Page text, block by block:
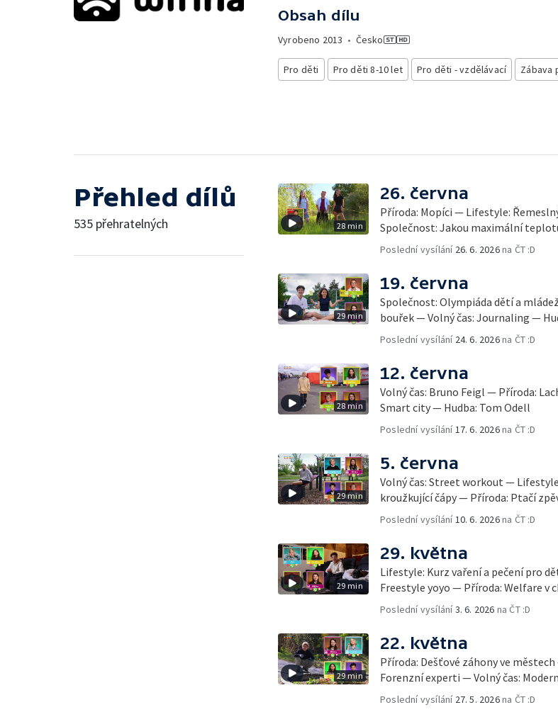
Obsah dílu
Vyrobeno 2013 • Česko
Pro děti Pro děti 8-10 let Pro děti - vzdělávací Zábava
Přehled dílů
535 přehratelných 28 min
26. června
Příroda: Mopíci — Lifestyle:
Společnost: Jakou maximální
Poslední vysílání 26. 6. 2026na ČT :D
29 min
19. června
Společnost: Olympiáda dětí a
bouřek — Volný čas: Journaling —
Poslední vysílání 24. 6. 2026na ČT :D
28 min
12. června
Volný čas: Bruno Feigl — Příroda:
Smart city — Hudba: Tom Odell
Poslední vysílání 17. 6. 2026na ČT :D
29 min
5. června
Volný čas: Street workout —
kroužkující čápy — Příroda: Ptačí
Poslední vysílání 10. 6. 2026na ČT :D
29 min
29. května
Lifestyle: Kurz vaření a pečení pro
Freestyle yoyo — Příroda: Welfare v
Poslední vysílání3. 6. 2026 na ČT :D
29 min
22. května
Příroda: Dešťové záhony ve
Forenzní experti — Volný čas:
Poslední vysílání 27. 5. 2026na ČT :D